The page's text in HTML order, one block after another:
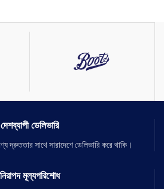
দেশব্যাপী ডেলিভারি
দ্রুততার সাথে সারাদেশে ডেলিভারি করে থাকি।
নিরাপদ মূল্যপরিশোধ